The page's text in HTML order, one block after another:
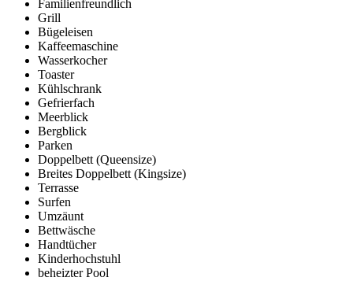
Familienfreundlich
Grill
Bügeleisen
Kaffeemaschine
Wasserkocher
Toaster
Kühlschrank
Gefrierfach
Meerblick
Bergblick
Parken
Doppelbett (Queensize)
Breites Doppelbett (Kingsize)
Terrasse
Surfen
Umzäunt
Bettwäsche
Handtücher
Kinderhochstuhl
beheizter Pool